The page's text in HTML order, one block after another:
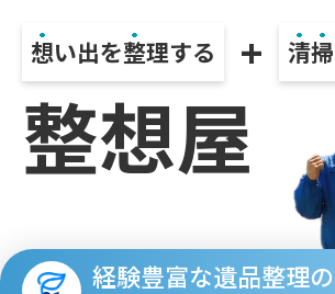
想い出を整理する + 清掃
整想屋
経験豊富な遺品整理の